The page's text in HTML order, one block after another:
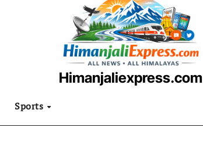
Himanjaliexpress.com
Sports